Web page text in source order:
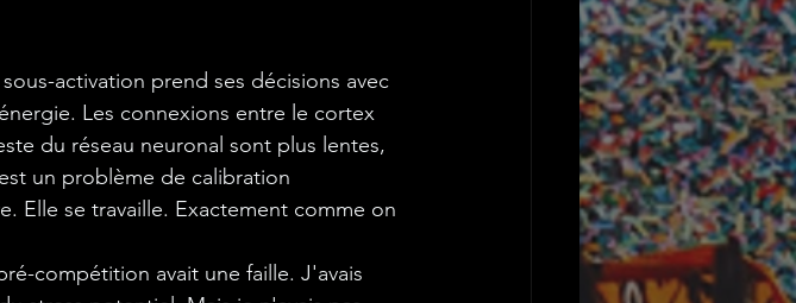
activation prend ses décisions avec
Les connexions entre le cortex
du réseau neuronal sont plus lentes,
un problème de calibration
Elle se travaille. Exactement comme on
compétition avait une faille. J'avais